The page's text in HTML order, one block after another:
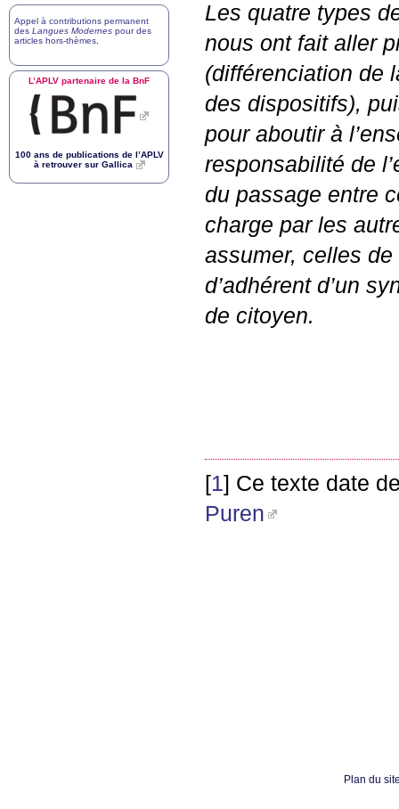
Les quatre types
nous ont fait aller
(différenciation de
des dispositifs),
pour aboutir à
responsabilité de
du passage entre
charge par les
assumer, celles de
d’adhérent d’un
de citoyen.
[1] Ce texte date
Puren
Appel à contributions permanent
des Langues Modernes pour des
articles hors-thèmes
L’APLV partenaire de la BnF
100 ans de publications de l’APLV
à retrouver sur Gallica
Plan du